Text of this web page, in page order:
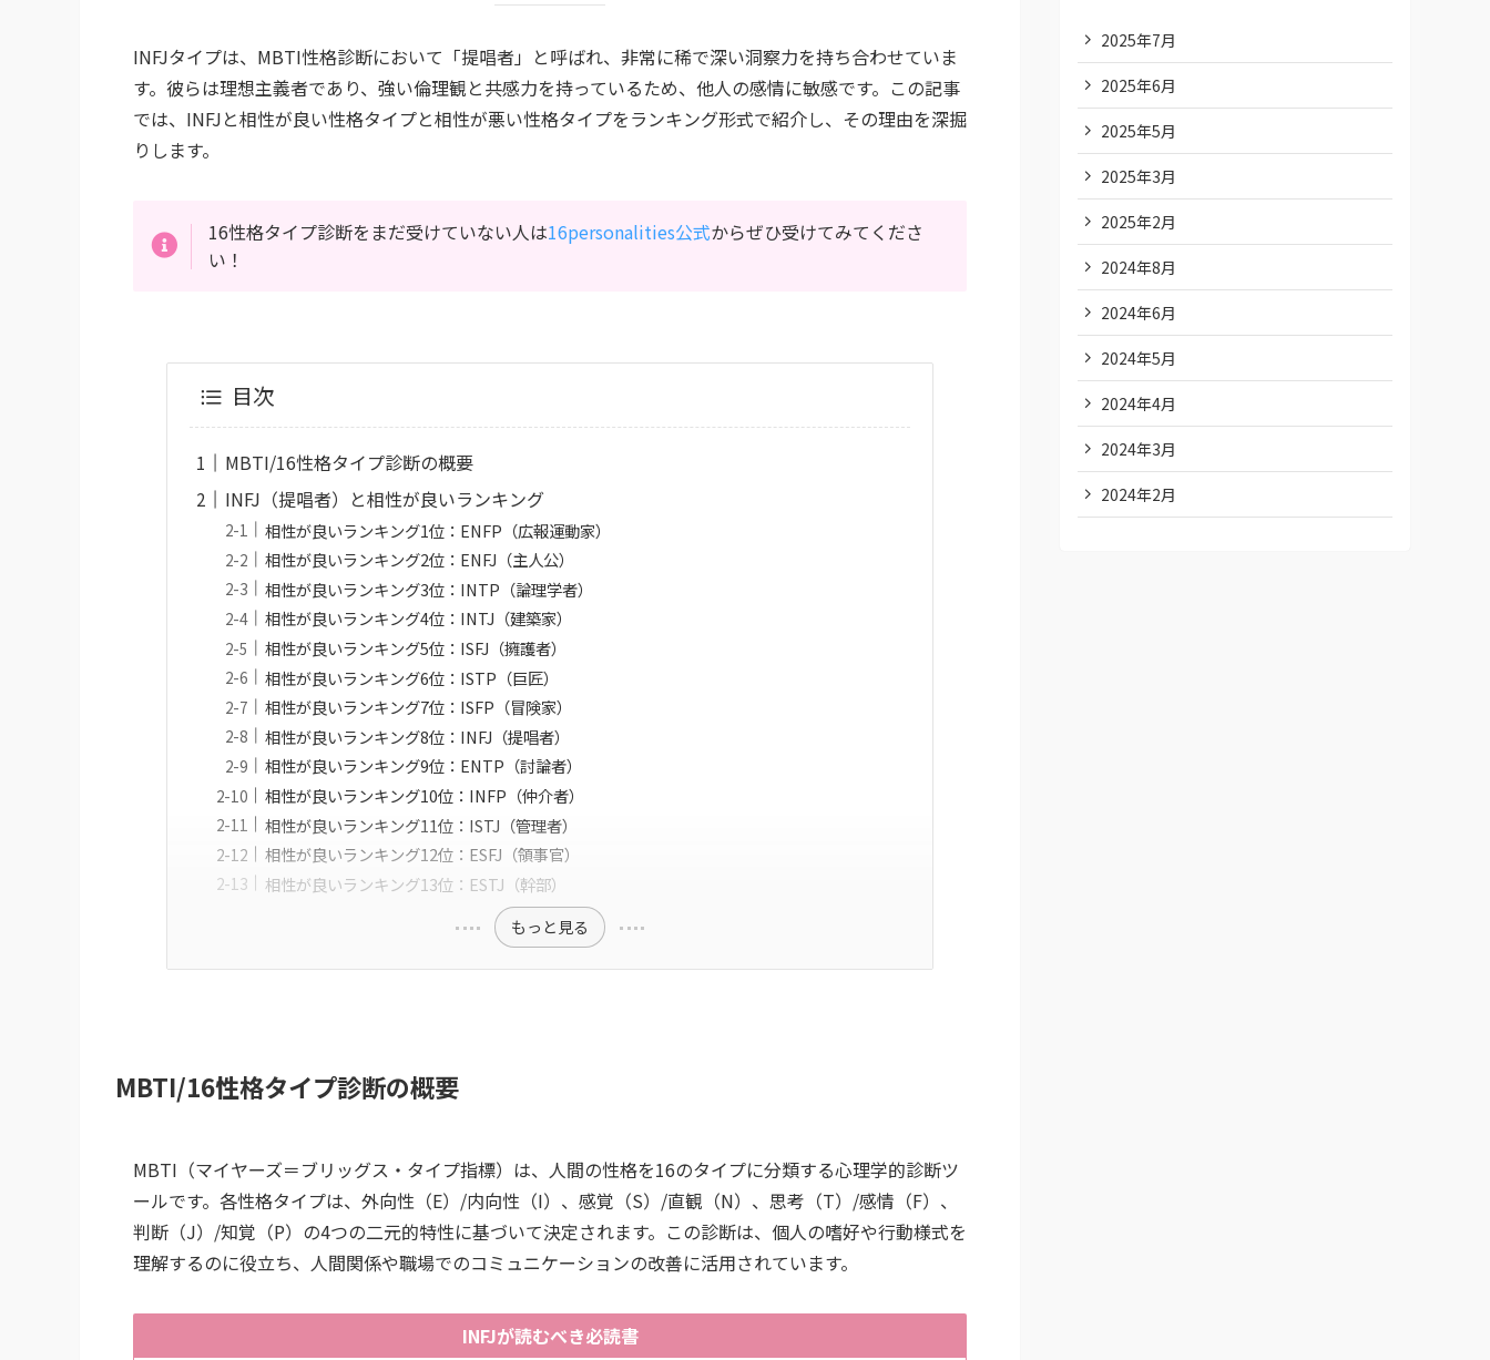
INFJタイプは、MBTI性格診断において「提唱者」と呼ばれ、非常に稀で深い洞察力を持ち合わせていま
す。彼らは理想主義者であり、強い倫理観と共感力を持っているため、他人の感情に敏感です。この記事
では、INFJと相性が良い性格タイプと相性が悪い性格タイプをランキング形式で紹介し、その理由を深掘
りします。
16性格タイプ診断をまだ受けていない人は16personalities公式からぜひ受けてみてくださ
い！
目次
MBTI/16性格タイプ診断の概要
INFJ（提唱者）と相性が良いランキング
相性が良いランキング1位：ENFP（広報運動家）
相性が良いランキング2位：ENFJ（主人公）
相性が良いランキング3位：INTP（論理学者）
相性が良いランキング4位：INTJ（建築家）
相性が良いランキング5位：ISFJ（擁護者）
相性が良いランキング6位：ISTP（巨匠）
相性が良いランキング7位：ISFP（冒険家）
相性が良いランキング8位：INFJ（提唱者）
相性が良いランキング9位：ENTP（討論者）
相性が良いランキング10位：INFP（仲介者）
相性が良いランキング11位：ISTJ（管理者）
相性が良いランキング12位：ESFJ（領事官）
相性が良いランキング13位：ESTJ（幹部）
もっと見る
MBTI/16性格タイプ診断の概要
MBTI（マイヤーズ＝ブリッグス・タイプ指標）は、人間の性格を16のタイプに分類する心理学的診断ツ
ールです。各性格タイプは、外向性（E）/内向性（I）、感覚（S）/直観（N）、思考（T）/感情（F）、
判断（J）/知覚（P）の4つの二元的特性に基づいて決定されます。この診断は、個人の嗜好や行動様式を
理解するのに役立ち、人間関係や職場でのコミュニケーションの改善に活用されています。
INFJが読むべき必読書
2025年7月
2025年6月
2025年5月
2025年3月
2025年2月
2024年8月
2024年6月
2024年5月
2024年4月
2024年3月
2024年2月